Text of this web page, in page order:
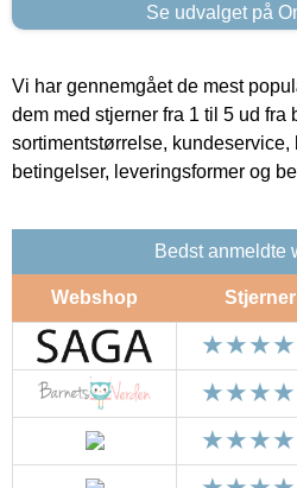
Se udvalget på
Vi har gennemgået de mest
dem med stjerner fra 1 til 5 ud fra
sortimentstørrelse, kundeservice,
betingelser, leveringsformer og
Bedst anmeldte
Webshop Stjerner